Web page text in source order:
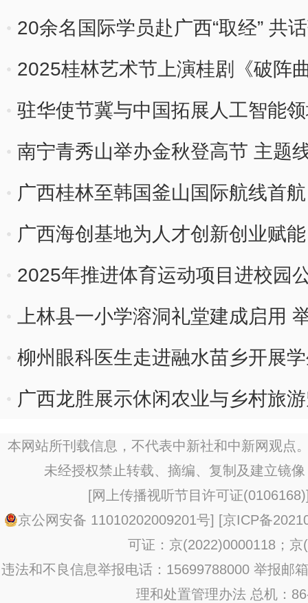
20余名国际学员赴广西“取经” 共
2025桂林艺术节上演桂剧《破阵
驻华使节冀与中国拓展人工智能
南宁青秀山举办金秋登高节 主题
广西桂林至韩国釜山国际航线首航
广西海创基地为人才创新创业赋能
2025年推进体育运动项目进校园
上林县一小学溶洞礼堂建成启用
柳州眼科医生走进融水苗乡开展
广西龙胜展示休闲农业与乡村旅
本网站所刊载信息，不代表中新社和中新网观点
未经授权禁止转载、摘编、复制及建立镜
[网上传播视听节目许可证(0106168)
京公网安备 11010202009201号] [京ICP备
可证：京(2022)0000118；京
违法和不良信息举报电话：15699788000 举报邮
理和处置管理办法 总机：